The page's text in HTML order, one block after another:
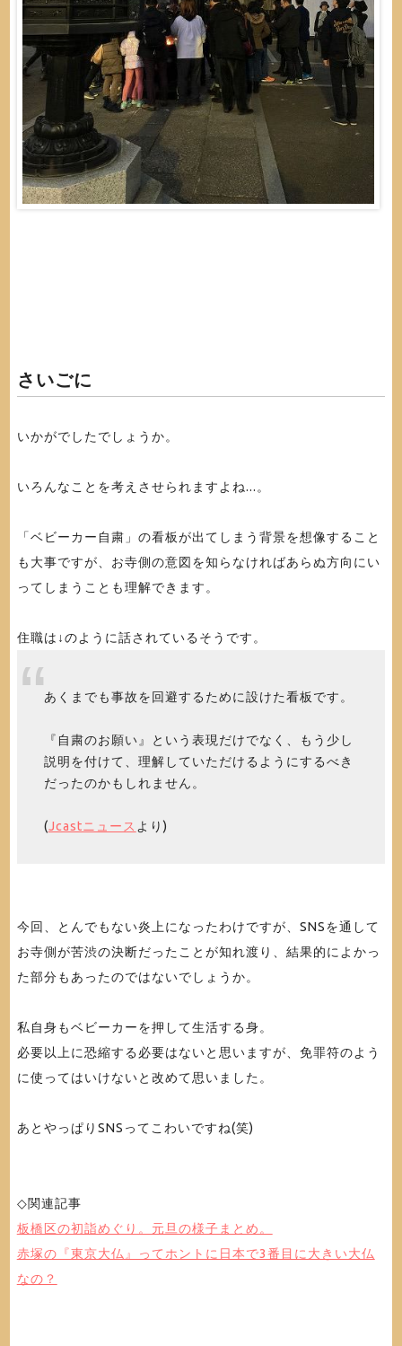
さいごに
いかがでしたでしょうか。
いろんなことを考えさせられますよね...。
「ベビーカー自粛」の看板が出てしまう背景を想像すること
も大事ですが、お寺側の意図を知らなければあらぬ方向にい
ってしまうことも理解できます。
住職は↓のように話されているそうです。
あくまでも事故を回避するために設けた看板です。
『自粛のお願い』という表現だけでなく、もう少し
説明を付けて、理解していただけるようにするべき
だったのかもしれません。
(Jcastニュース より)
今回、とんでもない炎上になったわけですが、SNSを通して
お寺側が苦渋の決断だったことが知れ渡り、結果的によかっ
た部分もあったのではないでしょうか。
私自身もベビーカーを押して生活する身。
必要以上に恐縮する必要はないと思いますが、免罪符のよう
に使ってはいけないと改めて思いました。
あとやっぱりSNSってこわいですね(笑)
◇関連記事
板橋区の初詣めぐり。元旦の様子まとめ。
赤塚の『東京大仏』ってホントに日本で3番目に大きい大仏
なの？